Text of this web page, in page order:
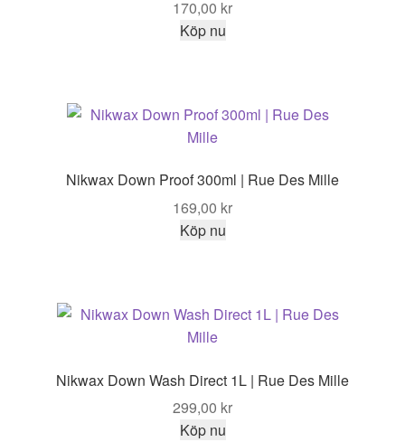
170,00 kr
Köp nu
Nikwax Down Proof 300ml | Rue Des Mille
169,00 kr
Köp nu
Nikwax Down Wash Direct 1L | Rue Des Mille
299,00 kr
Köp nu